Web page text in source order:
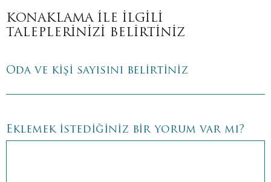
KONAKLAMA İLE İLGİLİ
TALEPLERİNİZİ BELİRTİNİZ
Oda ve kişi sayısını belirtiniz
Eklemek istediğiniz bir yorum var mı?